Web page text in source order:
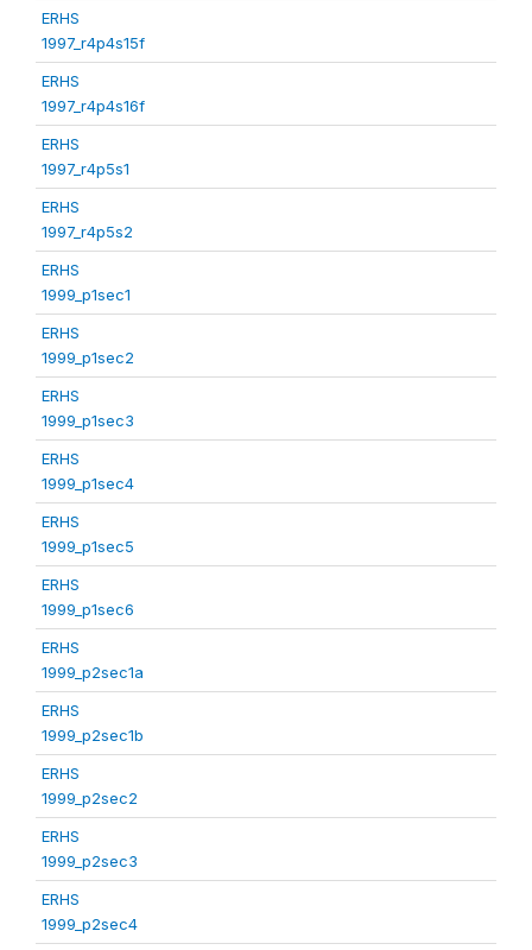
ERHS
1997_r4p4s15f
ERHS
1997_r4p4s16f
ERHS
1997_r4p5s1
ERHS
1997_r4p5s2
ERHS
1999_p1sec1
ERHS
1999_p1sec2
ERHS
1999_p1sec3
ERHS
1999_p1sec4
ERHS
1999_p1sec5
ERHS
1999_p1sec6
ERHS
1999_p2sec1a
ERHS
1999_p2sec1b
ERHS
1999_p2sec2
ERHS
1999_p2sec3
ERHS
1999_p2sec4